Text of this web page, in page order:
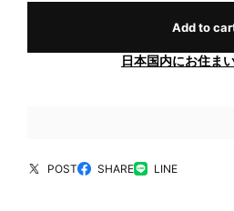
Add to
日本国内にお住ま
POST SHARE LINE